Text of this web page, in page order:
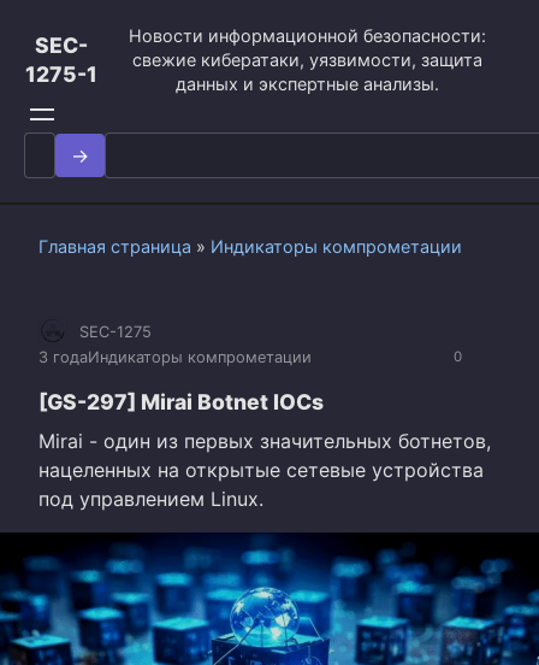
контенту
SEC-
1275-1
Новости информационной безопасности:
свежие кибератаки, уязвимости, защита
данных и экспертные анализы.
Search
for:
Главная страница » Индикаторы компрометации
0
SEC-1275
3 годаИндикаторы компрометации
[GS-297] Mirai Botnet IOCs
Mirai - один из первых значительных ботнетов,
нацеленных на открытые сетевые устройства
под управлением Linux.